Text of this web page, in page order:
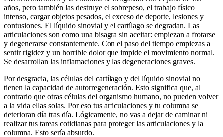
años, pero también las destruye el sobrepeso, el trabajo físico
intenso, cargar objetos pesados, el exceso de deporte, lesiones y
contusiones. El líquido sinovial y el cartílago se degradan. Las
articulaciones son como una bisagra sin aceitar: empiezan a frotarse
y degenerarse constantemente. Con el paso del tiempo empiezas a
sentir rigidez y un horrible dolor que impide el movimiento normal.
Se desarrollan las inflamaciones y las degeneraciones graves.
Por desgracia, las células del cartílago y del líquido sinovial no
tienen la capacidad de autorregeneración. Esto significa que, al
contrario que otras células del organismo humano, no pueden volver
a la vida ellas solas. Por eso tus articulaciones y tu columna se
deterioran día tras día. Lógicamente, no vas a dejar de caminar ni
realizar tus tareas cotidianas para proteger las articulaciones y la
columna. Esto sería absurdo.